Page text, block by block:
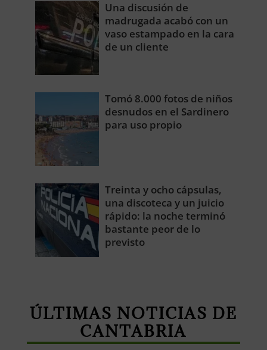
Una discusión de
madrugada acabó con un
vaso estampado en la cara
de un cliente
Tomó 8.000 fotos de niños
desnudos en el Sardinero
para uso propio
Treinta y ocho cápsulas,
una discoteca y un juicio
rápido: la noche terminó
bastante peor de lo
previsto
ÚLTIMAS NOTICIAS DE
CANTABRIA